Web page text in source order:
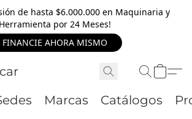
de hasta $6.000.000 en Maquinaria y
Herramienta por 24 Meses!
FINANCIE AHORA MISMO
Marcas Catálogos